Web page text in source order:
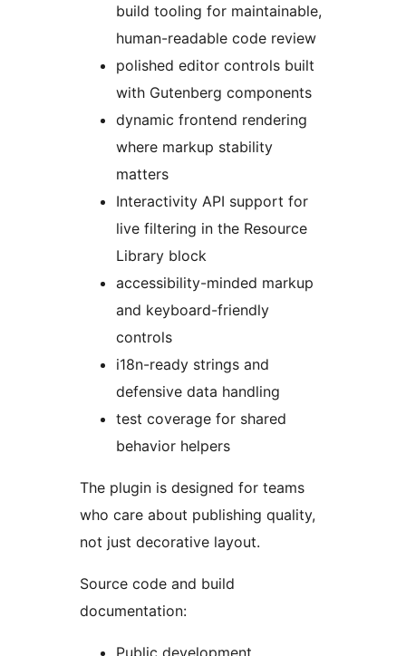
build tooling for maintainable,
human-readable code review
polished editor controls built
with Gutenberg components
dynamic frontend rendering
where markup stability
matters
Interactivity API support for
live filtering in the Resource
Library block
accessibility-minded markup
and keyboard-friendly
controls
i18n-ready strings and
defensive data handling
test coverage for shared
behavior helpers
The plugin is designed for teams
who care about publishing quality,
not just decorative layout.
Source code and build
documentation: